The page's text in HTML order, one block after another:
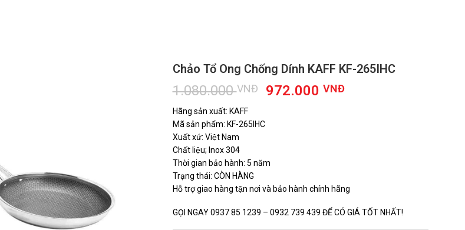
Chảo Tổ Ong Chống Dính KAFF KF-265IHC
1.080.000VNĐ
Giá
là:
972.000 VNĐGiá
Hãng sản xuất: KAFF
Mã sản phẩm: KF-265IHC
Xuất xứ: Việt Nam
Chất liệu; Inox 304
Thời gian bảo hành: 5 năm
Trạng thái: CÒN HÀNG
Hỗ trợ giao hàng tận nơi và bảo hành chính hãng
GỌI NGAY 0937 85 1239 – 0932 739 439 ĐỂ CÓ GIÁ TỐT NHẤT!